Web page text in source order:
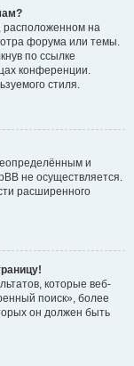
расположенном на
форума или темы.
по ссылке
конференции.
стиля.
и
не осуществляется.
расширенного
которые веб-
поиск», более
он должен быть